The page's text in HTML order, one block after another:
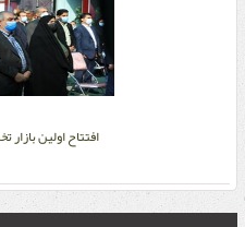
افتتاح اولین